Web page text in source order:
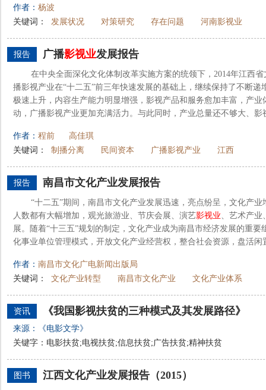
作者： 杨波
关键词：
发展状况 对策研究 存在问题 河南影视业
报告 广播影视业发展报告
在中央全面深化文化体制改革实施方案的统领下，2014年江西
播影视产业在“十二五”前三年快速发展的基础上，继续保持了不断
极速上升，内容生产能力明显增强，影视产品和服务愈加丰富，产
动，广播影视产业更加充满活力。与此同时，产业总量还不够大、影
作者： 程前
高佳琪
关键词：
制播分离 民间资本 广播影视产业 江西
报告 南昌市文化产业发展报告
“十二五”期间，南昌市文化产业发展迅速，亮点纷呈，文化产
人数都有大幅增加，观光旅游业、节庆会展、演艺影视业、艺术产业
展。随着“十三五”规划的制定，文化产业成为南昌市经济发展的重
化事业单位管理模式，开放文化产业经营权，整合社会资源，盘活闲
作者： 南昌市文化广电新闻出版局
关键词：
文化产业转型 南昌市文化产业 文化产业体系
资讯 《我国影视扶贫的三种模式及其发展路径》
来源：《电影文学》
关键字：电影扶贫;电视扶贫;信息扶贫;广告扶贫;精神扶贫
图书 江西文化产业发展报告（2015）